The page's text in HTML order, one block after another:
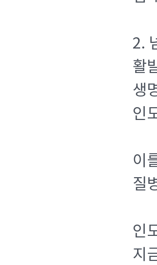
2.
활
생
인
이
질
인
지